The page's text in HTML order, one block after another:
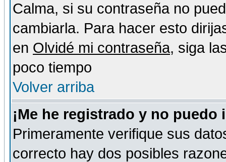
Calma, si su contraseña no
cambiarla. Para hacer esto
en Olvidé mi contraseña, siga
poco tiempo
Volver arriba
¡Me he registrado y no puedo
Primeramente verifique sus
correcto hay dos posibles